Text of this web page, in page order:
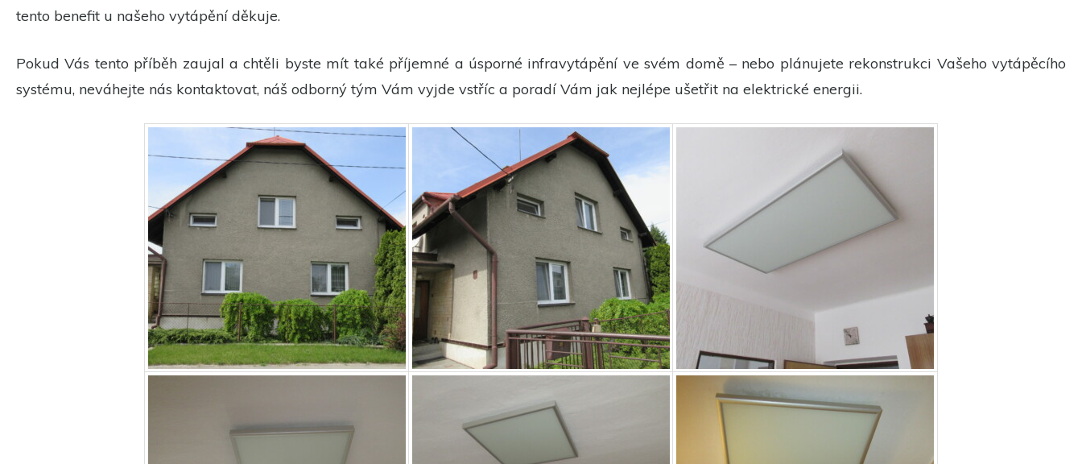
tento benefit u našeho vytápění děkuje.
Pokud Vás tento příběh zaujal a chtěli byste mít také příjemné a úsporné infravytápění ve svém domě – nebo plánujete rekonstrukci Vašeho vytápěcího
systému, neváhejte nás kontaktovat, náš odborný tým Vám vyjde vstříc a poradí Vám jak nejlépe ušetřit na elektrické energii.